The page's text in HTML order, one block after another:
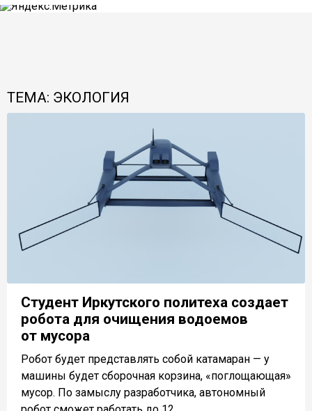
ТЕМА: ЭКОЛОГИЯ
Студент Иркутского политеха создает
робота для очищения водоемов
от мусора
Робот будет представлять собой катамаран — у
машины будет сборочная корзина, «поглощающая»
мусор. По замыслу разработчика, автономный